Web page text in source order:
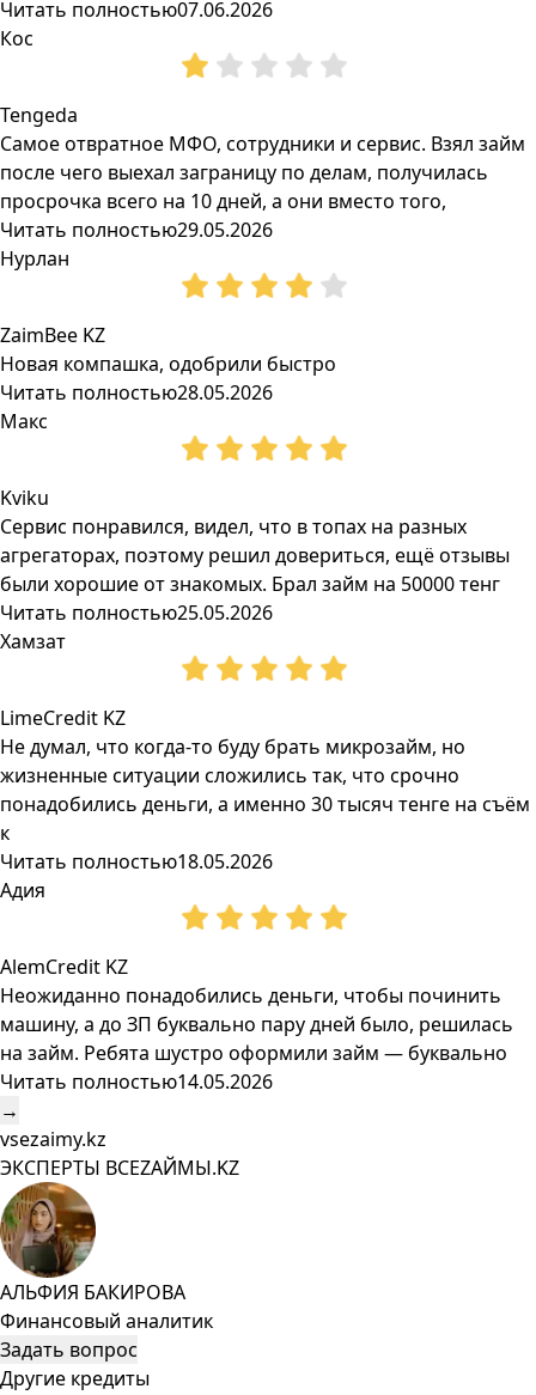
Читать полностью07.06.2026
Кос
Tengeda
Самое отвратное МФО, сотрудники и сервис. Взял займ
после чего выехал заграницу по делам, получилась
просрочка всего на 10 дней, а они вместо того,
Читать полностью29.05.2026
Нурлан
ZaimBee KZ
Новая компашка, одобрили быстро
Читать полностью28.05.2026
Макс
Kviku
Сервис понравился, видел, что в топах на разных
агрегаторах, поэтому решил довериться, ещё отзывы
были хорошие от знакомых. Брал займ на 50000 тенг
Читать полностью25.05.2026
Хамзат
LimeCredit KZ
Не думал, что когда-то буду брать микрозайм, но
жизненные ситуации сложились так, что срочно
понадобились деньги, а именно 30 тысяч тенге на съём
к
Читать полностью18.05.2026
Адия
AlemCredit KZ
Неожиданно понадобились деньги, чтобы починить
машину, а до ЗП буквально пару дней было, решилась
на займ. Ребята шустро оформили займ — буквально
Читать полностью14.05.2026
→
vsezaimy.kz
ЭКСПЕРТЫ ВСЕZAЙМЫ.KZ
АЛЬФИЯ БАКИРОВА
Финансовый аналитик
Задать вопрос
Другие кредиты